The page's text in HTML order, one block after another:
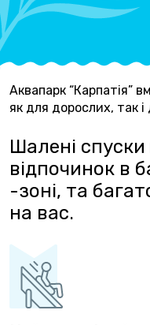
Аквапарк “Карпатія”
як для дорослих, так і
Шалені спуски
відпочинок в
-зоні, та
на вас.